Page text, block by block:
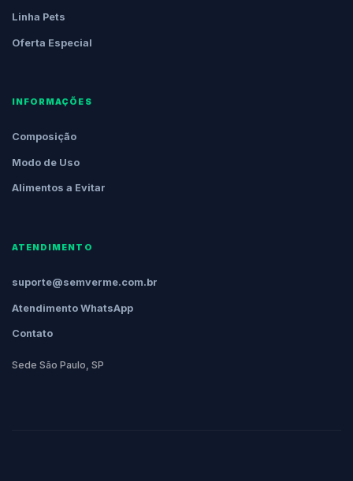
Linha Pets
Oferta Especial
INFORMAÇÕES
Composição
Modo de Uso
Alimentos a Evitar
ATENDIMENTO
suporte@semverme.com.br
Atendimento WhatsApp
Contato
Sede São Paulo, SP